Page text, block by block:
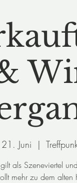
Juni
  |
als Szeneviertel
mehr zu dem alten